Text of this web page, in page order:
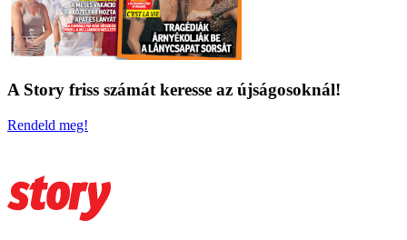
A Story friss számát keresse az újságosoknál!
Rendeld meg!